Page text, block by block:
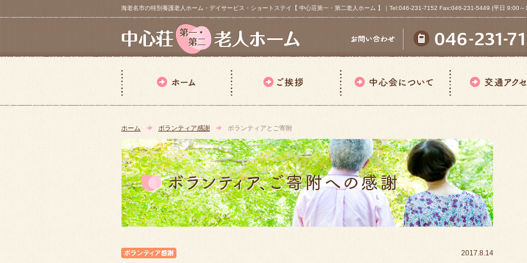
海老名市の特別養護老人ホーム・デイサービス・ショートステイ【 中心荘第一・第二老人ホーム 】｜Tel:046-231-7152 Fax:046-231-5449 (平日 9:00
ホーム ボランティア感謝 ボランティアとご寄附
2017.8.14